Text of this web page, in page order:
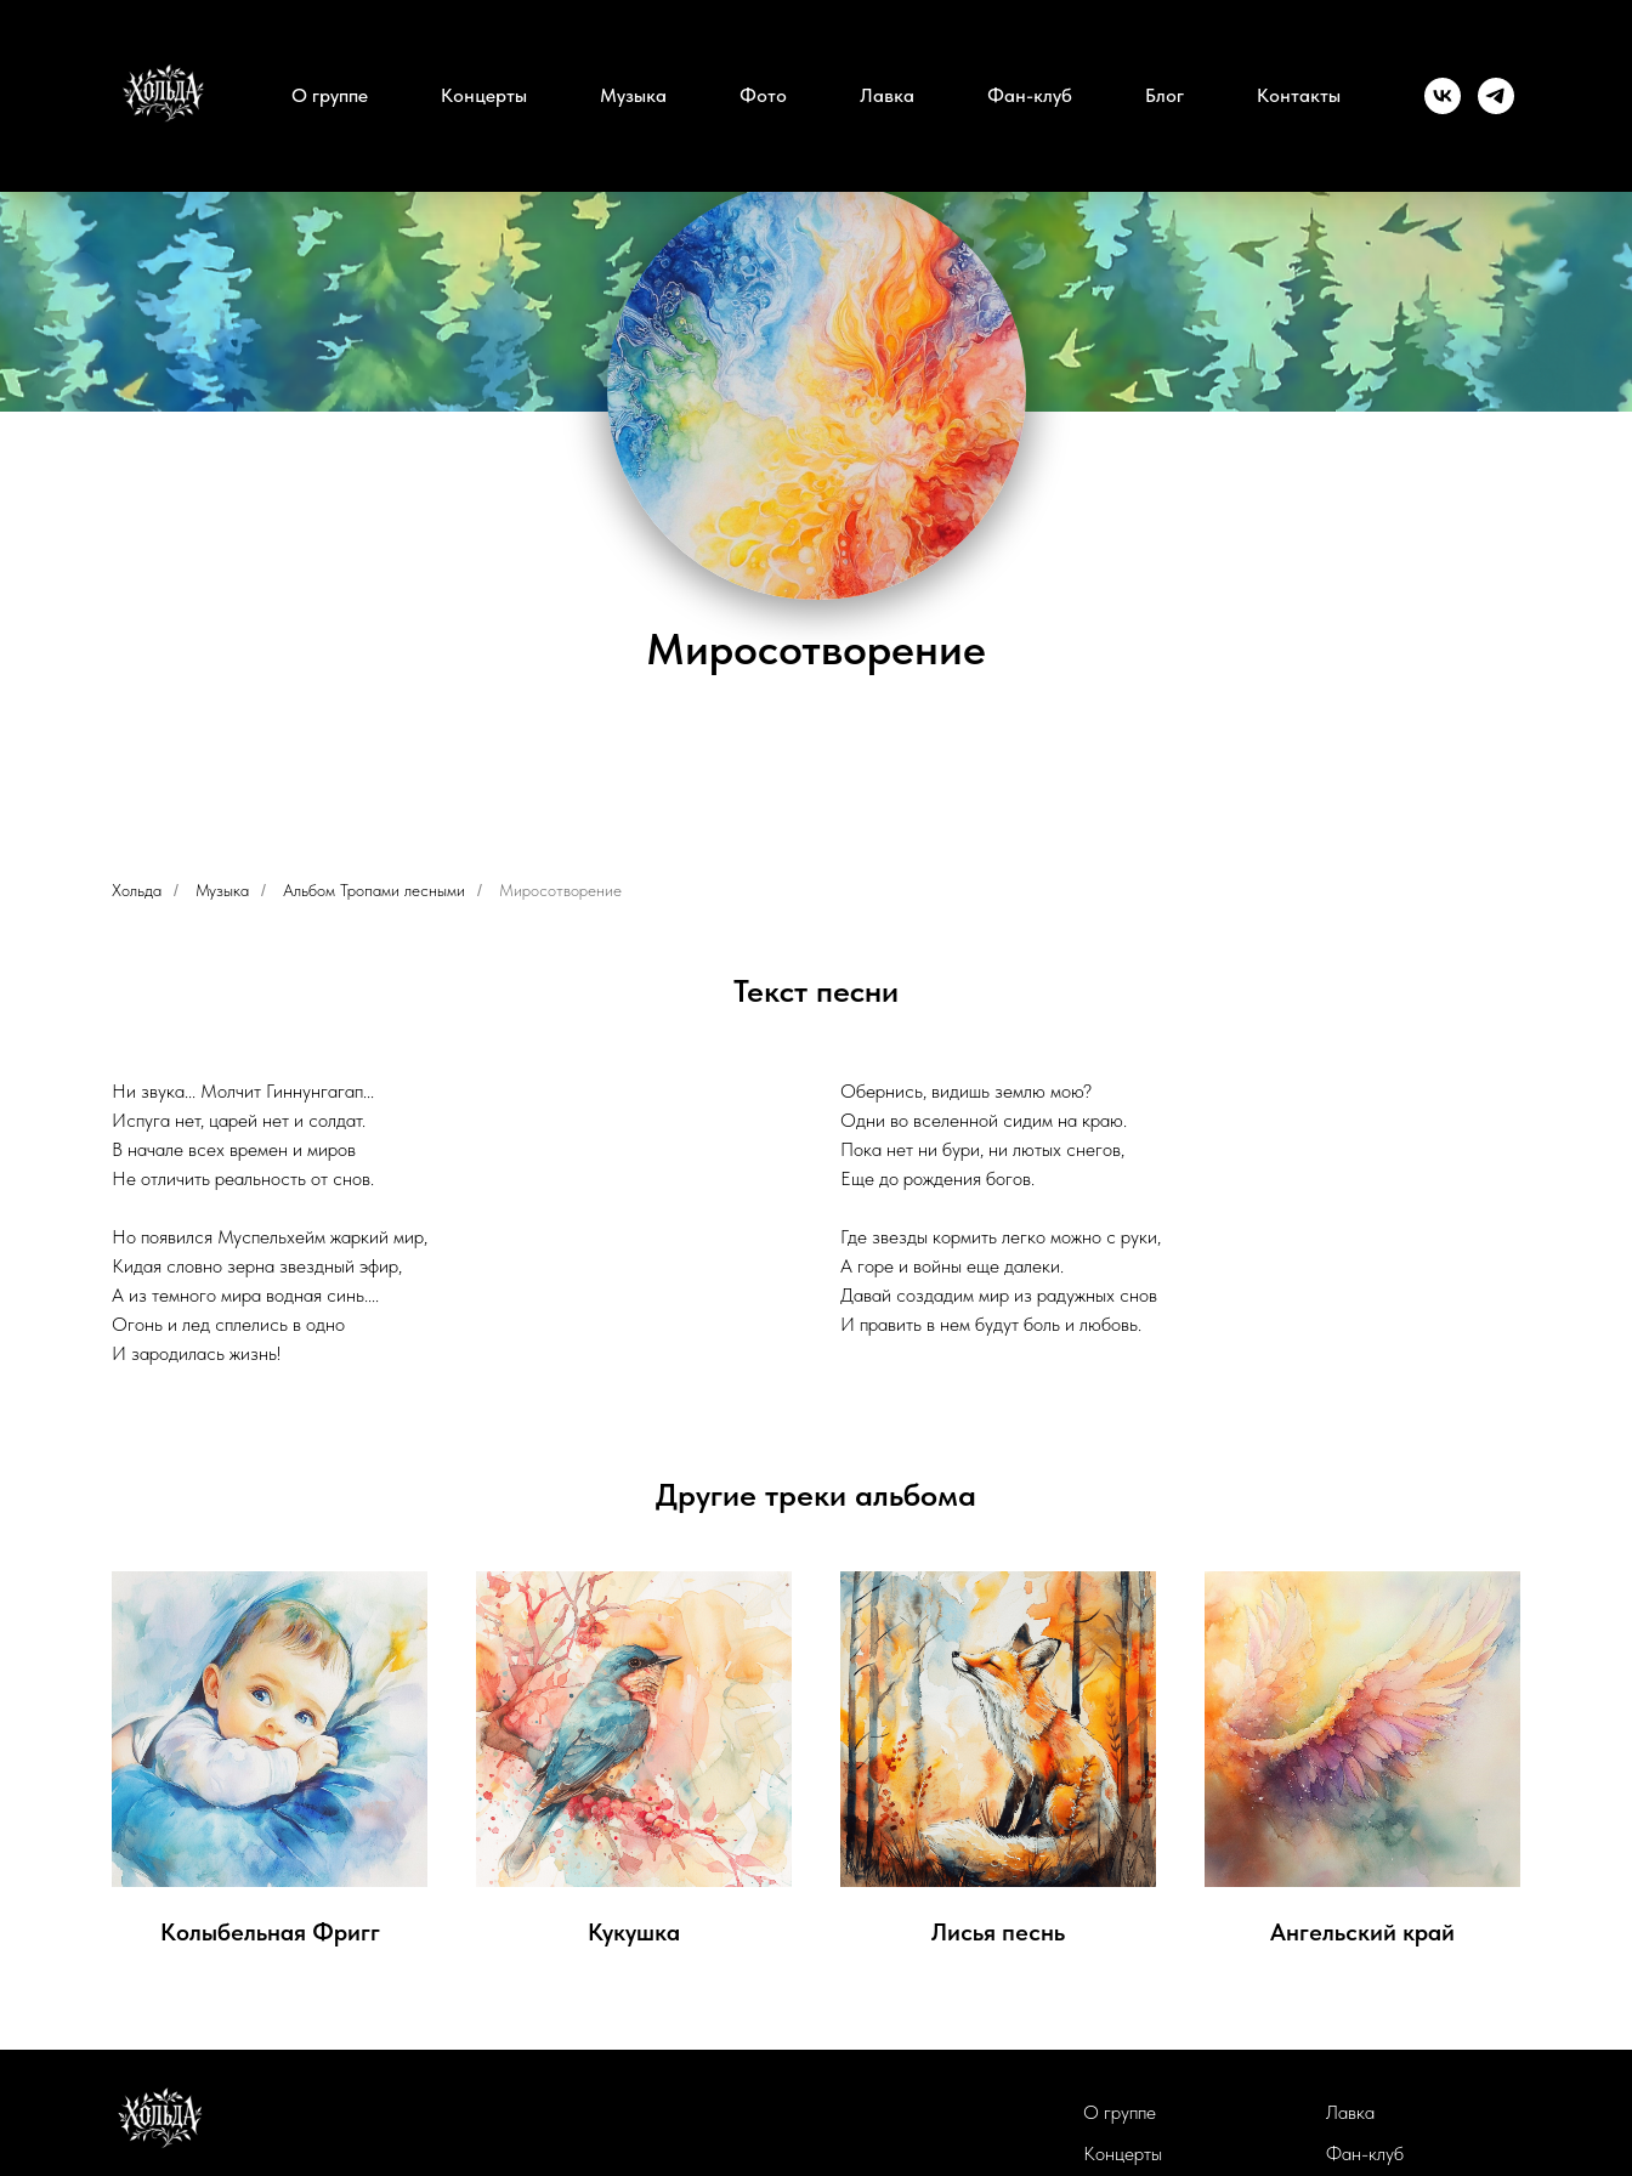
О группе Концерты Музыка Фото Лавка Фан-клуб Блог Контакты
Миросотворение
Хольда / Музыка / Альбом Тропами лесными / Миросотворение
Текст песни
Ни звука... Молчит Гиннунгагап...
Испуга нет, царей нет и солдат.
В начале всех времен и миров
Не отличить реальность от снов.
Но появился Муспельхейм жаркий мир,
Кидая словно зерна звездный эфир,
А из темного мира водная синь....
Огонь и лед сплелись в одно
И зародилась жизнь!
Обернись, видишь землю мою?
Одни во вселенной сидим на краю.
Пока нет ни бури, ни лютых снегов,
Еще до рождения богов.
Где звезды кормить легко можно с руки,
А горе и войны еще далеки.
Давай создадим мир из радужных снов
И править в нем будут боль и любовь.
Другие треки альбома
Колыбельная Фригг Кукушка Лисья песнь Ангельский край
О группе
Концерты
Лавка
Фан-клуб